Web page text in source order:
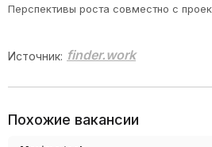
Перспективы роста совместно с
Источник: finder.work
Похожие вакансии